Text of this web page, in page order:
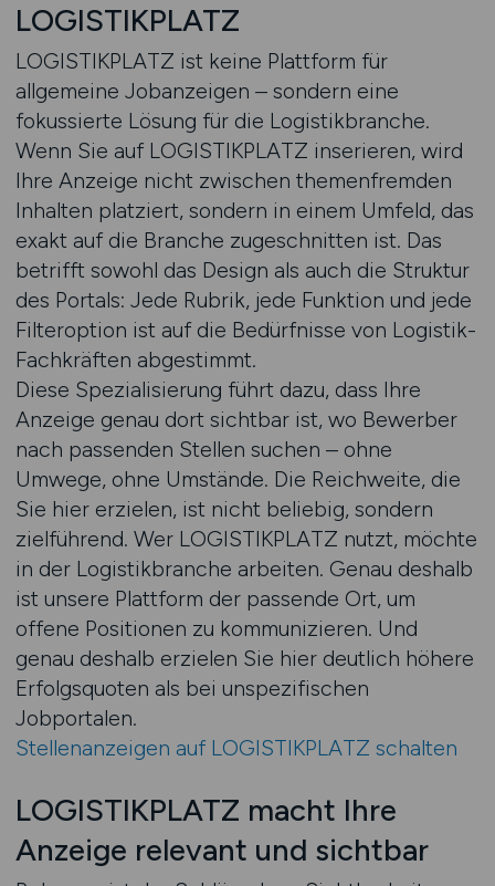
LOGISTIKPLATZ
LOGISTIKPLATZ ist keine Plattform für
allgemeine Jobanzeigen – sondern eine
fokussierte Lösung für die Logistikbranche.
Wenn Sie auf LOGISTIKPLATZ inserieren, wird
Ihre Anzeige nicht zwischen themenfremden
Inhalten platziert, sondern in einem Umfeld, das
exakt auf die Branche zugeschnitten ist. Das
betrifft sowohl das Design als auch die Struktur
des Portals: Jede Rubrik, jede Funktion und jede
Filteroption ist auf die Bedürfnisse von Logistik-
Fachkräften abgestimmt.
Diese Spezialisierung führt dazu, dass Ihre
Anzeige genau dort sichtbar ist, wo Bewerber
nach passenden Stellen suchen – ohne
Umwege, ohne Umstände. Die Reichweite, die
Sie hier erzielen, ist nicht beliebig, sondern
zielführend. Wer LOGISTIKPLATZ nutzt, möchte
in der Logistikbranche arbeiten. Genau deshalb
ist unsere Plattform der passende Ort, um
offene Positionen zu kommunizieren. Und
genau deshalb erzielen Sie hier deutlich höhere
Erfolgsquoten als bei unspezifischen
Jobportalen.
Stellenanzeigen auf LOGISTIKPLATZ schalten
LOGISTIKPLATZ macht Ihre
Anzeige relevant und sichtbar